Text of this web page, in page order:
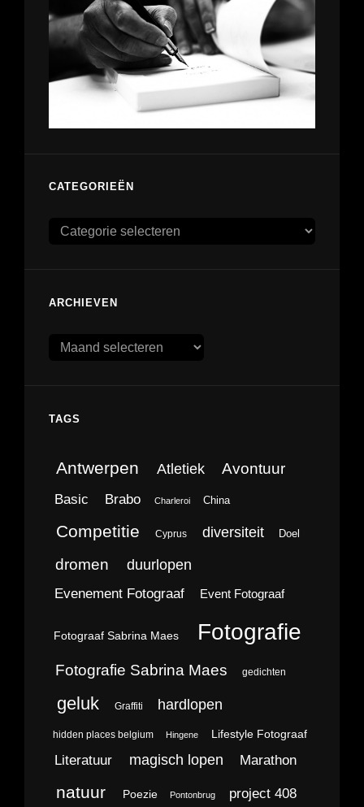
CATEGORIEËN
Categorieën
ARCHIEVEN
Archieven
TAGS
Antwerpen Atletiek Avontuur
Basic Brabo Charleroi China
Competitie Cyprus diversiteit Doel
dromen duurlopen
Evenement Fotograaf Event Fotograaf
Fotograaf Sabrina Maes Fotografie
Fotografie Sabrina Maes gedichten
geluk Graffiti hardlopen
hidden places belgium Hingene Lifestyle Fotograaf
Literatuur magisch lopen Marathon
natuur Poezie Pontonbrug project 408